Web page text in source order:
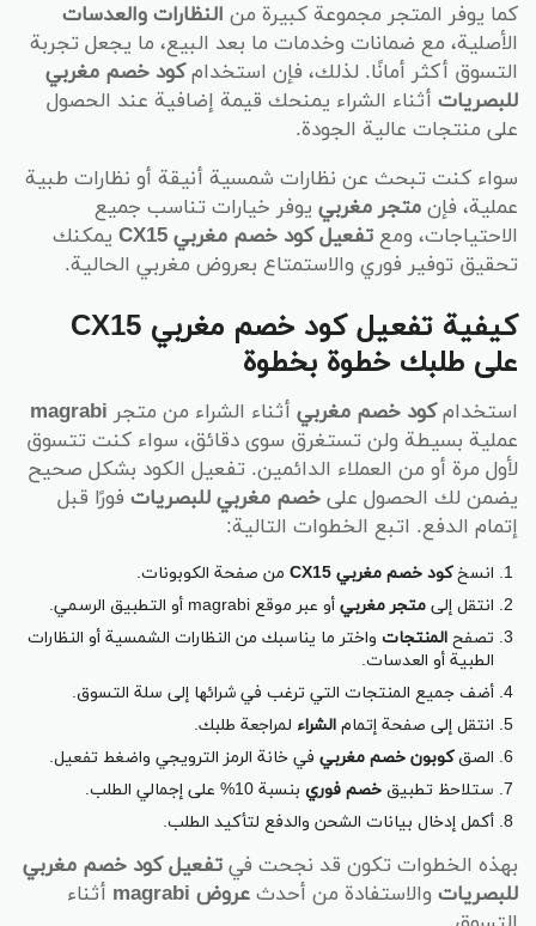
كما يوفر المتجر مجموعة كبيرة من النظارات والعدسات
الأصلية، مع ضمانات وخدمات ما بعد البيع، ما يجعل تجربة
التسوق أكثر أمانًا. لذلك، فإن استخدامكود خصم مغربي
للبصريات أثناء الشراء يمنحك قيمة إضافية عند الحصول
على منتجات عالية الجودة.
سواء كنت تبحث عن نظارات شمسية أنيقة أو نظارات طبية
عملية، فإن متجر مغربي يوفر خيارات تناسب جميع
الاحتياجات، ومع تفعيل كود خصم مغربي CX15
يمكنك
تحقيق توفير فوري والاستمتاع بعروض مغربي الحالية.
كيفية تفعيل كود خصم مغربي CX15
على طلبك خطوة بخطوة
استخدامكود خصم مغربي أثناء الشراء من متجر magrabi
عملية بسيطة ولن تستغرق سوى دقائق، سواء كنت تتسوق
لأول مرة أو من العملاء الدائمين. تفعيل الكود بشكل صحيح
يضمن لك الحصول على خصم مغربي للبصريات فورًا قبل
إتمام الدفع. اتبع الخطوات التالية:
انسخكود خصم مغربي CX15
من صفحة الكوبونات.
انتقل إلى متجر مغربي أو عبر موقع magrabi أو التطبيق الرسمي.
تصفح المنتجات واختر ما يناسبك من النظارات الشمسية أو النظارات
الطبية أو العدسات.
أضف جميع المنتجات التي ترغب في شرائها إلى سلة التسوق.
انتقل إلى صفحة إتمام الشراء لمراجعة طلبك.
الصقكوبون خصم مغربي في خانة الرمز الترويجي واضغط تفعيل.
ستلاحظ تطبيق خصم فوري بنسبة 10% على إجمالي الطلب.
أكمل إدخال بيانات الشحن والدفع لتأكيد الطلب.
بهذه الخطوات تكون قد نجحت في تفعيل كود خصم مغربي
للبصريات والاستفادة من أحدث عروض magrabi
أثناء